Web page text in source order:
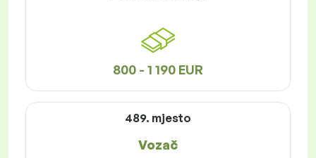
800 - 1 190 EUR
489. mjesto
Vozač